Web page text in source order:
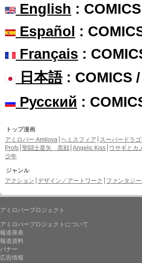
English :
Español :
Français :
日本語: COMICS /
Русский :
トップ漫画
アミロバー Amilova ヘミスフィア スーパードラ
Profs 聖闘士星矢 黒戦 Angelic Kiss ウサギとカ
少年
ジャンル
アクション デザイン／アートワーク ファンタジ
アミロバープロジェクト
アミロバープロジェクトについて
報道発表
報道資料
バナー
広告情報